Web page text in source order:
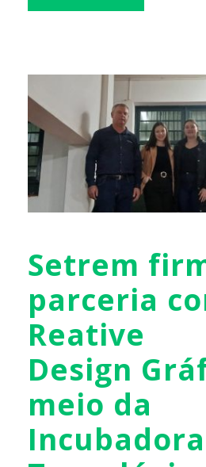
Setrem
parceria
Reative
Design
meio da
Incubadora